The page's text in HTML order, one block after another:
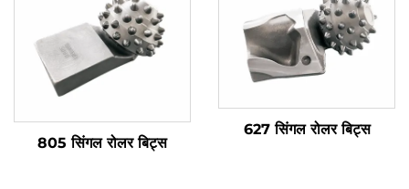
805 सिंगल रोलर बिट्स
627 सिंगल रोलर बिट्स